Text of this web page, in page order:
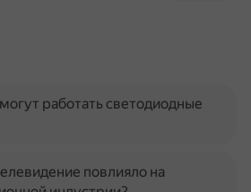
работать светодиодные
повлияло на